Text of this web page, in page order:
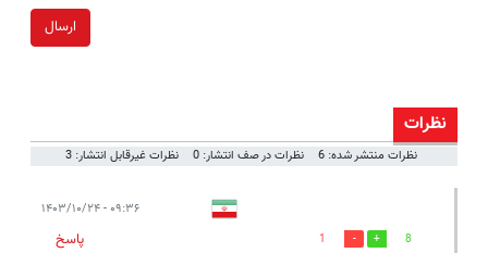
ارسال
نظرات
نظرات منتشر شده: 6 نظرات در صف انتشار: 0 نظرات غیرقابل انتشار: 3
۰۹:۳۶ - ۱۴۰۳/۱۰/۲۴
8
1
پاسخ